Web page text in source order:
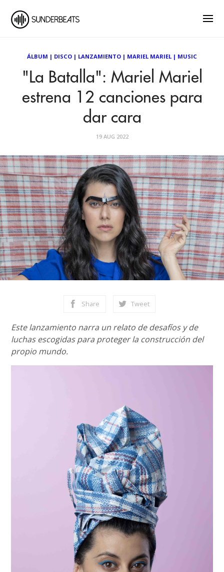
ÁLBUM | DISCO | LANZAMIENTO | MARIEL MARIEL | MUSIC
"La Batalla": Mariel Mariel
estrena 12 canciones para
dar cara
19 AUG 2022
Share Tweet
Este lanzamiento narra un relato de desafíos y de
luchas escogidas para proteger la construcción del
propio mundo.